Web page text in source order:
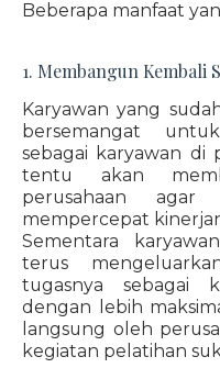
Beberapa manfaat
1. Membangun Kembali
Karyawan yang
bersemangat
sebagai karyawan di
tentu akan
perusahaan
mempercepat
Sementara
terus
tugasnya sebagai
dengan lebih
langsung oleh
kegiatan pelatihan